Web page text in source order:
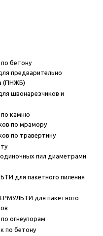
бетону
предварительно
(ПНЖБ)
швонарезчиков и
по камню
по мрамору
по травертину
пил диаметрами
для пакетного пиления
для пакетного
огнеупорам
по бетону